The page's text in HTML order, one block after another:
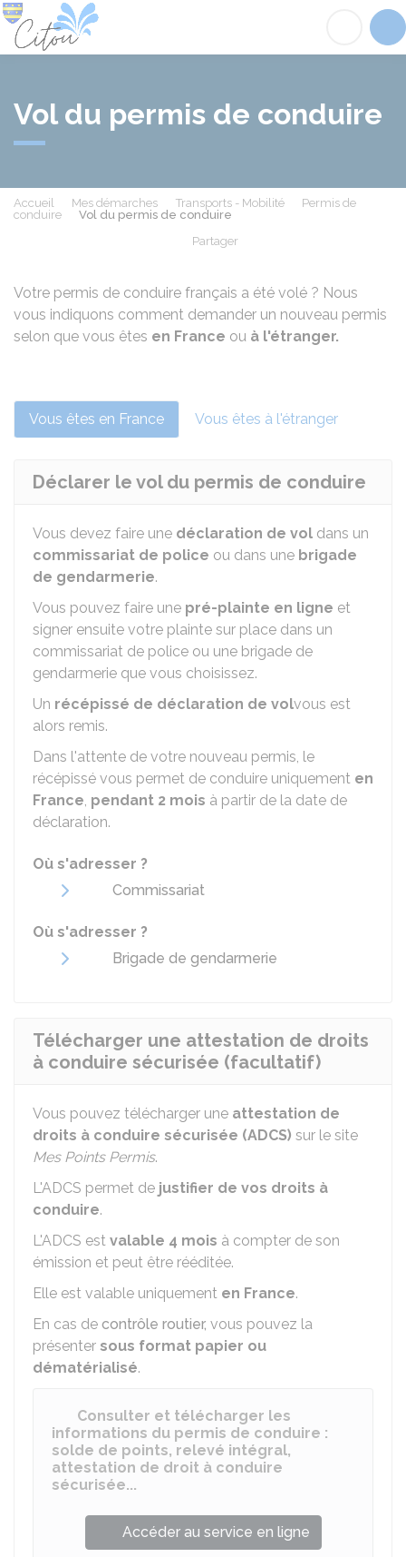
Vol du permis de conduire
Accueil Mes démarches Transports - Mobilité
Permis de
conduire
Vol du permis de conduire
Partager
Votre permis de conduire français a été volé ? Nous
vous indiquons comment demander un nouveau permis
selon que vous êtes en France ou à l'étranger.
Vous êtes en France Vous êtes à l'étranger
Déclarer le vol du permis de conduire
Vous devez faire une déclaration de vol dans un
commissariat de police ou dans une brigade
de gendarmerie.
Vous pouvez faire une pré-plainte en ligne et
signer ensuite votre plainte sur place dans un
commissariat de police ou une brigade de
gendarmerie que vous choisissez.
Un récépissé de déclaration de volvous est
alors remis.
Dans l'attente de votre nouveau permis, le
récépissé vous permet de conduire uniquement en
France, pendant 2 mois à partir de la date de
déclaration.
Où s'adresser ?
Commissariat
Où s'adresser ?
Brigade de gendarmerie
Télécharger une attestation de droits
à conduire sécurisée (facultatif)
Vous pouvez télécharger une attestation de
droits à conduire sécurisée (ADCS) sur le site
Mes Points Permis.
L'ADCS permet de justifier de vos droits à
conduire.
L'ADCS est valable 4 mois à compter de son
émission et peut être rééditée.
Elle est valable uniquement en France.
En cas de contrôle routier, vous pouvez la
présenter sous format papier ou
dématérialisé.
Consulter et télécharger les
informations du permis de conduire :
solde de points, relevé intégral,
attestation de droit à conduire
sécurisée...
Accéder au service en ligne